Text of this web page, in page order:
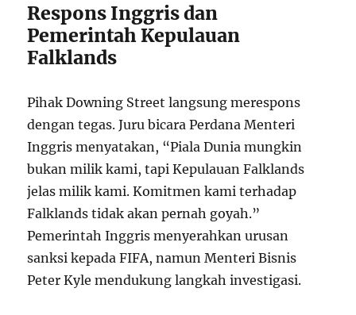
Respons Inggris dan
Pemerintah Kepulauan
Falklands
Pihak Downing Street langsung merespons
dengan tegas. Juru bicara Perdana Menteri
Inggris menyatakan, “Piala Dunia mungkin
bukan milik kami, tapi Kepulauan Falklands
jelas milik kami. Komitmen kami terhadap
Falklands tidak akan pernah goyah.”
Pemerintah Inggris menyerahkan urusan
sanksi kepada FIFA, namun Menteri Bisnis
Peter Kyle mendukung langkah investigasi.